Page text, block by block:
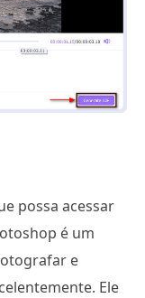
possa acessar
é um
e
Ele